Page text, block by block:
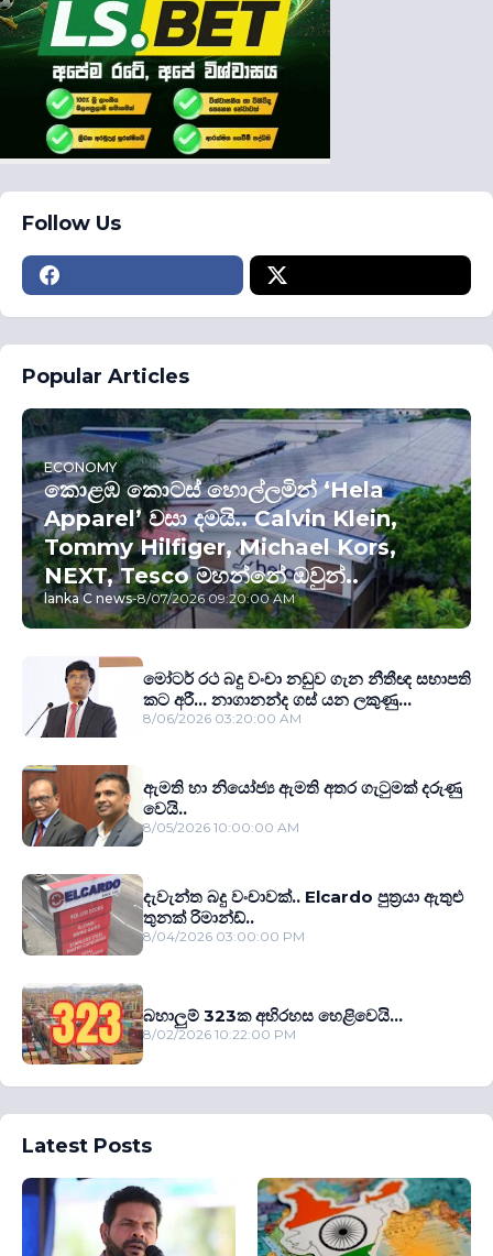
Follow Us
Popular Articles
ECONOMY
කොළඹ කොටස් හොල්ලමින් ‘Hela
Apparel’ වසා දමයි.. Calvin Klein,
Tommy Hilfiger, Michael Kors,
NEXT, Tesco මහන්නේ ඔවුන්..
lanka C news-8/07/2026 09:20:00 AM
මෝටර් රථ බදු වංචා නඩුව ගැන නීතීඥ සභාපති
කට අරී... නාගානන්ද ගස් යන ලකුණු...
8/06/2026 03:20:00 AM
ඇමති හා නියෝජ්‍ය ඇමති අතර ගැටුමක් දරුණු
වෙයි..
8/05/2026 10:00:00 AM
දැවැන්ත බදු වංචාවක්.. Elcardo පුත‍්‍රයා ඇතුළු
තුනක් රිමාන්ඩ්..
8/04/2026 03:00:00 PM
බහාලුම් 323ක අභිරහස හෙළිවෙයි...
8/02/2026 10:22:00 PM
Latest Posts